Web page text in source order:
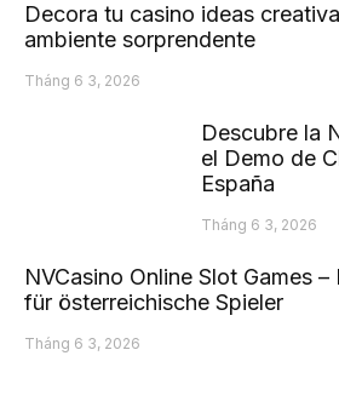
Decora tu casino ideas
ambiente sorprendente
Tháng 6 3, 2026
Descubre la
el Demo de
España
Tháng 6 3, 2026
NVCasino Online Slot Games
für österreichische Spieler
Tháng 6 3, 2026